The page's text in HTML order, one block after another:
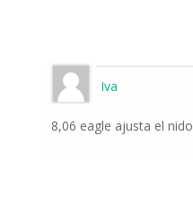
Iva
8,06 eagle ajusta el nido